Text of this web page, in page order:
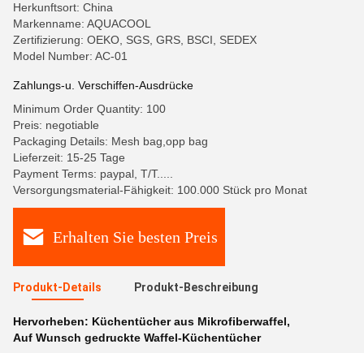
Herkunftsort: China
Markenname: AQUACOOL
Zertifizierung: OEKO, SGS, GRS, BSCI, SEDEX
Model Number: AC-01
Zahlungs-u. Verschiffen-Ausdrücke
Minimum Order Quantity: 100
Preis: negotiable
Packaging Details: Mesh bag,opp bag
Lieferzeit: 15-25 Tage
Payment Terms: paypal, T/T.....
Versorgungsmaterial-Fähigkeit: 100.000 Stück pro Monat
Erhalten Sie besten Preis
Produkt-Details Produkt-Beschreibung
Hervorheben: Küchentücher aus Mikrofiberwaffel,
Auf Wunsch gedruckte Waffel-Küchentücher